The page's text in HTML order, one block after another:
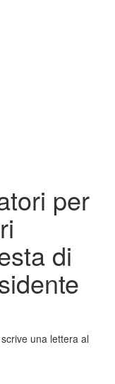
per
di
una lettera al